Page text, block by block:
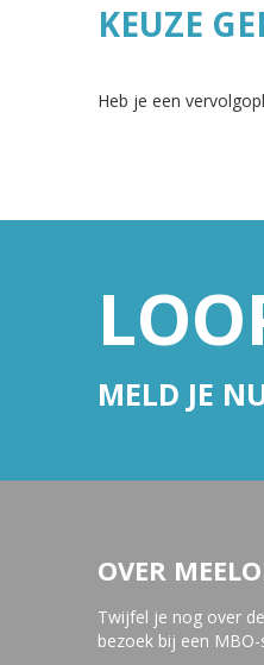
KEUZE
Heb je een
MELD JE
OVER
Twijfel je nog over
bezoek bij een